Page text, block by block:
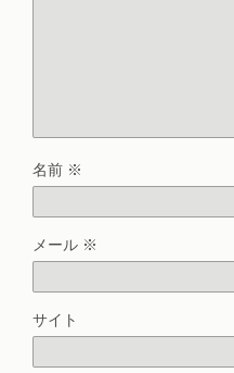
名前 ※
メール ※
サイト